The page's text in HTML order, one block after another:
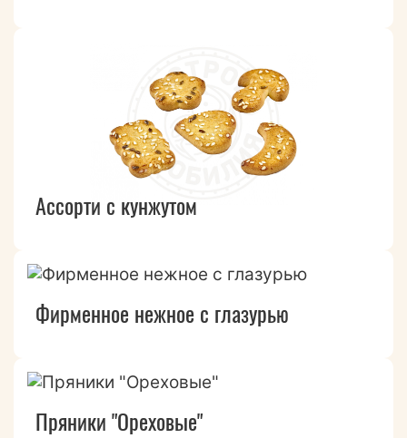
Ассорти с кунжутом
Фирменное нежное с глазурью
Пряники "Ореховые"